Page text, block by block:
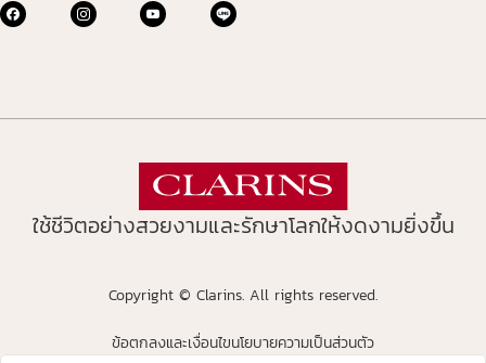
ใช้ชีวิตอย่างสวยงามและรักษาโลกให้งดงามยิ่งขึ้น
Copyright © Clarins. All rights reserved.
ข้อตกลงและเงื่อนไขนโยบายความเป็นส่วนตัว
Navigates to